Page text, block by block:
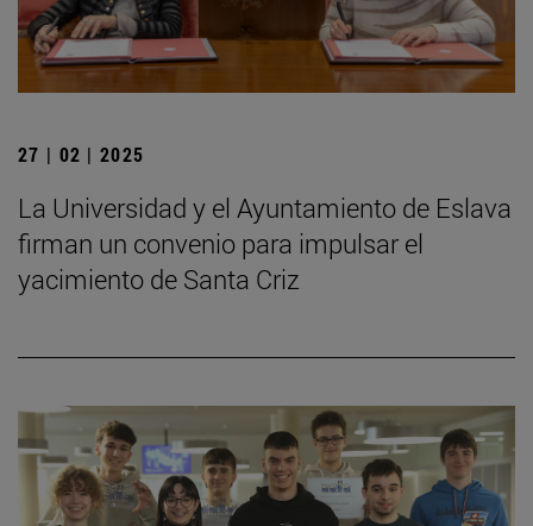
27 | 02 | 2025
La Universidad y el Ayuntamiento de Eslava
firman un convenio para impulsar el
yacimiento de Santa Criz